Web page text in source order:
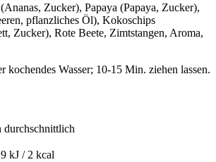
Zucker), Papaya (Papaya, Zucker),
pflanzliches Öl), Kokoschips
Zucker), Rote Beete, Zimtstangen, Aroma,
kochendes Wasser; 10-15 Min. ziehen lassen.
durchschnittlich
9 kJ / 2 kcal